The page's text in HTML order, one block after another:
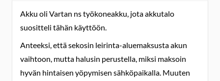
Akku oli Vartan ns työkoneakku, jota akkutalo
suositteli tähän käyttöön.
Anteeksi, että sekosin leirinta-aluemaksusta akun
vaihtoon, mutta halusin perustella, miksi maksoin
hyvän hintaisen yöpymisen sähköpaikalla. Muuten